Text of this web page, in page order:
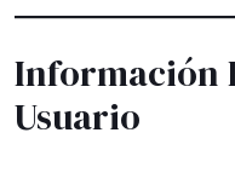
Información
Usuario